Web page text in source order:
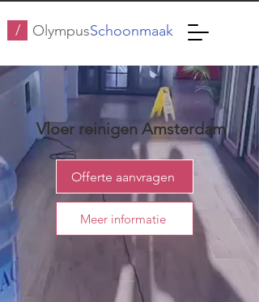
/ OlympusSchoonmaak
Vloer reinigen Amsterdam
Meer informatie
Offerte aanvragen